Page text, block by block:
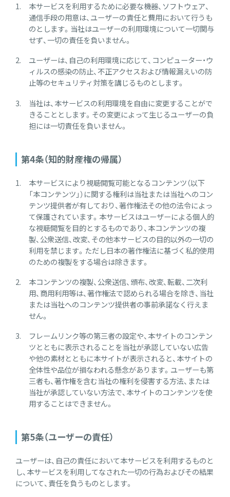
本サービスを利用するために必要な機器、ソフトウェア、
通信手段の用意は、ユーザーの責任と費用において行うも
のとします。当社はユーザーの利用環境について一切関与
せず、一切の責任を負いません。
ユーザーは、自己の利用環境に応じて、コンピューター・ウ
ィルスの感染の防止、不正アクセスおよび情報漏えいの防
止等のセキュリティ対策を講じるものとします。
当社は、本サービスの利用環境を自由に変更することがで
きることとします。その変更によって生じるユーザーの負
担には一切責任を負いません。
第4条（知的財産権の帰属）
本サービスにより視聴閲覧可能となるコンテンツ（以下
「本コンテンツ」）に関する権利は当社または当社へのコン
テンツ提供者が有しており、著作権法その他の法令によっ
て保護されています。本サービスはユーザーによる個人的
な視聴閲覧を目的とするものであり、本コンテンツの複
製、公衆送信、改変、その他本サービスの目的以外の一切の
利用を禁じます。ただし日本の著作権法に基づく私的使用
のための複製をする場合は除きます。
本コンテンツの複製、公衆送信、頒布、改変、転載、二次利
用、商用利用等は、著作権法で認められる場合を除き、当社
または当社へのコンテンツ提供者の事前承諾なく行えま
せん。
フレームリンク等の第三者の設定や、本サイトのコンテン
ツとともに表示されることを当社が承認していない広告
や他の素材とともに本サイトが表示されると、本サイトの
全体性や品位が損なわれる懸念があります。ユーザーも第
三者も、著作権を含む当社の権利を侵害する方法、または
当社が承認していない方法で、本サイトのコンテンツを使
用することはできません。
第5条（ユーザーの責任）
ユーザーは、自己の責任において本サービスを利用するものと
し、本サービスを利用してなされた一切の行為およびその結果
について、責任を負うものとします。